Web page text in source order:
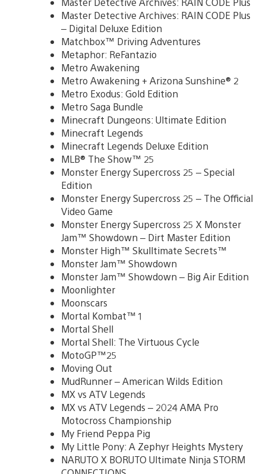
Master Detective Archives: RAIN CODE Plus
– Digital Deluxe Edition
Matchbox™ Driving Adventures
Metaphor: ReFantazio
Metro Awakening
Metro Awakening + Arizona Sunshine® 2
Metro Exodus: Gold Edition
Metro Saga Bundle
Minecraft Dungeons: Ultimate Edition
Minecraft Legends
Minecraft Legends Deluxe Edition
MLB® The Show™ 25
Monster Energy Supercross 25 – Special
Edition
Monster Energy Supercross 25 – The Official
Video Game
Monster Energy Supercross 25 X Monster
Jam™ Showdown – Dirt Master Edition
Monster High™ Skulltimate Secrets™
Monster Jam™ Showdown
Monster Jam™ Showdown – Big Air Edition
Moonlighter
Moonscars
Mortal Kombat™ 1
Mortal Shell
Mortal Shell: The Virtuous Cycle
MotoGP™25
Moving Out
MudRunner – American Wilds Edition
MX vs ATV Legends
MX vs ATV Legends – 2024 AMA Pro
Motocross Championship
My Friend Peppa Pig
My Little Pony: A Zephyr Heights Mystery
NARUTO X BORUTO Ultimate Ninja STORM